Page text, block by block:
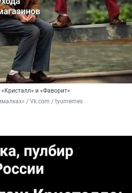
и «Фаворит»
/ Vk.com / tyumemes